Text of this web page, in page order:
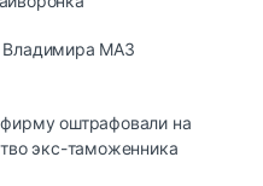
Владимира МАЗ
оштрафовали на
экс-таможенника